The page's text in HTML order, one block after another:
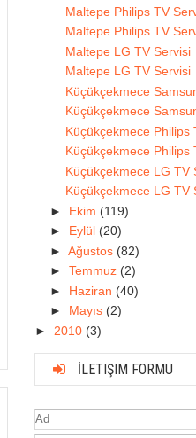
Maltepe Philips TV
Maltepe Philips TV
Maltepe LG TV Servisi
Maltepe LG TV Servisi
Küçükçekmece
Küçükçekmece
Küçükçekmece Philips
Küçükçekmece Philips
Küçükçekmece LG TV
Küçükçekmece LG TV
► Ekim (119)
► Eylül (20)
► Ağustos (82)
► Temmuz (2)
► Haziran (40)
► Mayıs (2)
► 2010 (3)
İLETIŞIM FORMU